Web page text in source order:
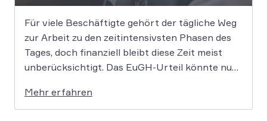
Für viele Beschäftigte gehört der tägliche Weg
zur Arbeit zu den zeitintensivsten Phasen des
Tages, doch finanziell bleibt diese Zeit meist
unberücksichtigt. Das EuGH-Urteil könnte nun
vielen Arbeitnehmern den Weg zu einer
Vergütung der Wegezeit ebnen. Wer künftig
Mehr erfahren